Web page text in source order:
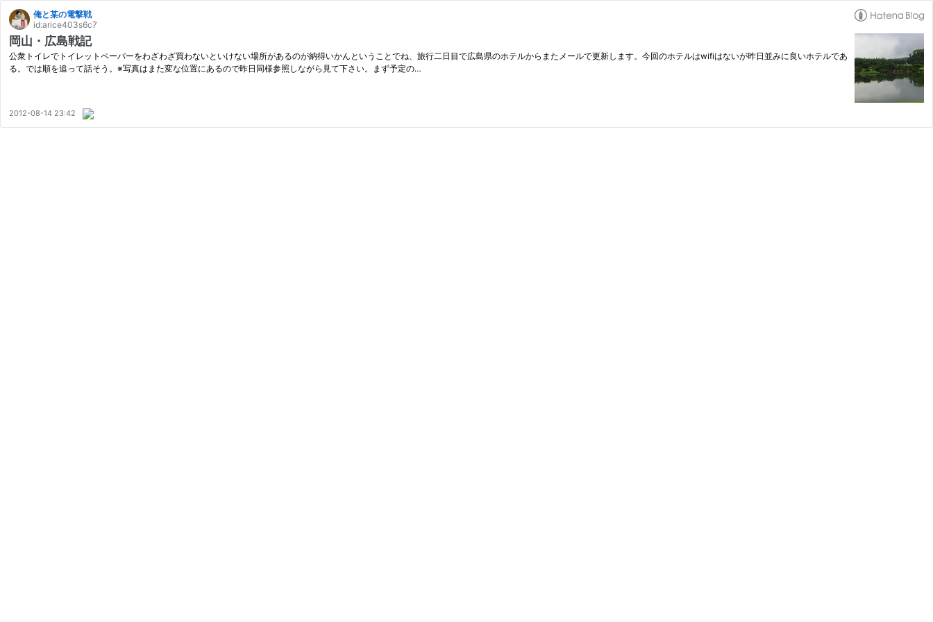
俺と某の電撃戦
id:arice403s6c7
岡山・広島戦記
公衆トイレでトイレットペーパーをわざわざ買わないといけない場所があるのが納得いかんということでね、旅行二日目で広島県のホテルからまたメールで更新します。今回のホテルはwifiはないが昨日並みに良いホテルであ
る。では順を追って話そう。※写真はまた変な位置にあるので昨日同様参照しながら見て下さい。まず予定の…
2012-08-14 23:42